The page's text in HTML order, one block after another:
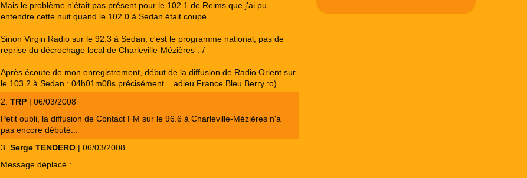
Mais le problème n'était pas présent pour le 102.1 de Reims que j'ai pu
entendre cette nuit quand le 102.0 à Sedan était coupé.
Sinon Virgin Radio sur le 92.3 à Sedan, c'est le programme national, pas de
reprise du décrochage local de Charleville-Mézières :-/
Après écoute de mon enregistrement, début de la diffusion de Radio Orient sur
le 103.2 à Sedan : 04h01m08s précisément... adieu France Bleu Berry :o)
2. TRP | 06/03/2008
Petit oubli, la diffusion de Contact FM sur le 96.6 à Charleville-Mézières n'a
pas encore débuté...
3. Serge TENDERO | 06/03/2008
Message déplacé :